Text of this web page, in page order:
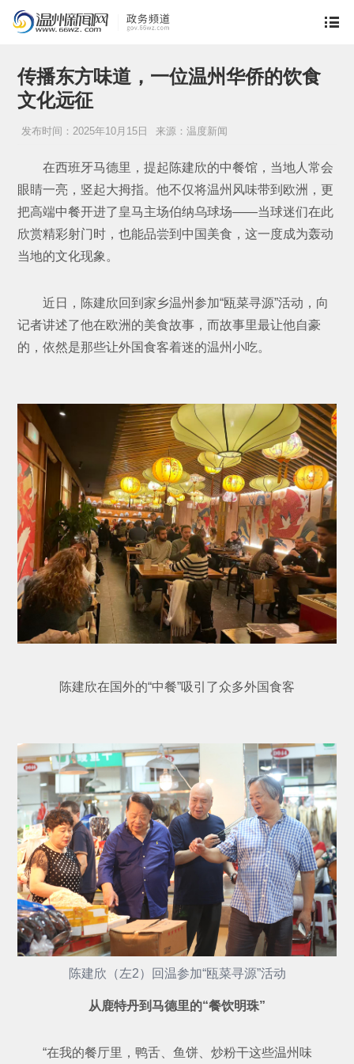
传播东方味道，一位温州华侨的饮食
文化远征
发布时间：2025年10月15日 来源：温度新闻
在西班牙马德里，提起陈建欣的中餐馆，当地人常会
眼睛一亮，竖起大拇指。他不仅将温州风味带到欧洲，更
把高端中餐开进了皇马主场伯纳乌球场——当球迷们在此
欣赏精彩射门时，也能品尝到中国美食，这一度成为轰动
当地的文化现象。
近日，陈建欣回到家乡温州参加“瓯菜寻源”活动，向
记者讲述了他在欧洲的美食故事，而故事里最让他自豪
的，依然是那些让外国食客着迷的温州小吃。
陈建欣在国外的“中餐”吸引了众多外国食客
陈建欣（左2）回温参加“瓯菜寻源”活动
从鹿特丹到马德里的“餐饮明珠”
“在我的餐厅里，鸭舌、鱼饼、炒粉干这些温州味